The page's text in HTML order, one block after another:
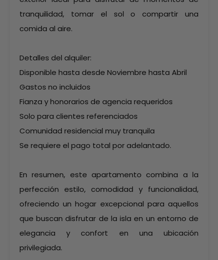
tranquilidad, tomar el sol o compartir una
comida al aire.
Detalles del alquiler:
Disponible hasta desde Noviembre hasta Abril
Gastos no incluidos
Fianza y honorarios de agencia requeridos
Solo para clientes referenciados
Comunidad residencial muy tranquila
Se requiere el pago total por adelantado.
En resumen, este apartamento combina a la
perfección estilo, comodidad y funcionalidad,
ofreciendo un hogar excepcional para aquellos
que buscan disfrutar de la isla en un entorno de
elegancia y confort en una ubicación
privilegiada.